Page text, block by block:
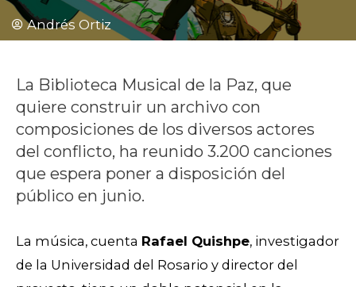
Andrés Ortiz
La Biblioteca Musical de la Paz, que
quiere construir un archivo con
composiciones de los diversos actores
del conflicto, ha reunido 3.200 canciones
que espera poner a disposición del
público en junio.
La música, cuenta Rafael Quishpe, investigador
de la Universidad del Rosario y director del